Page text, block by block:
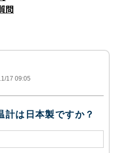
問
17 09:05
計は日本製ですか？